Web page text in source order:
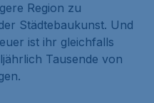
Region zu
Städtebaukunst. Und
ist ihr gleichfalls
Tausende von